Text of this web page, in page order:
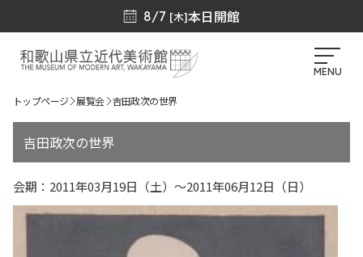
8/7 [木]本日開館
MENU
トップページ 展覧会 吉田政次の世界
吉田政次の世界
会期：2011年03月19日（土）～2011年06月12日（日）